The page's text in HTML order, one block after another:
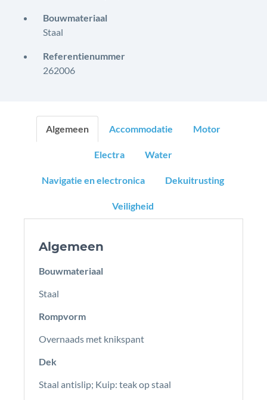
Bouwmateriaal
Staal
Referentienummer
262006
Algemeen Accommodatie Motor
Electra Water
Navigatie en electronica Dekuitrusting
Veiligheid
Algemeen
Bouwmateriaal
Staal
Rompvorm
Overnaads met knikspant
Dek
Staal antislip; Kuip: teak op staal